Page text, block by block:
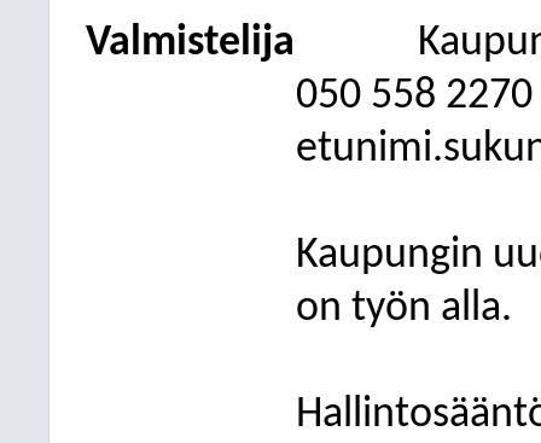
Valmistelija
050 558 2270
Kaupungin
on työn alla.